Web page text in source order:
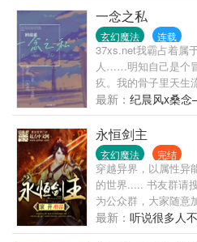
一念之私
玄幻魔法 连载
37xs.net我霸占着属
人……明知自己是个
疚。我的骨子里天生
qianshuge.com卑鄙
并且……不打算改变
一念错。当混蛋拥有
他混蛋的最大惩罚。
x富人家的混蛋封面
最新： 纪晨风x桑
永恒剑主
玄幻魔法 完结
穿越异界，以属性异
的世界..... 书友群请
为公众群，大家随意
最新： 听说很多人